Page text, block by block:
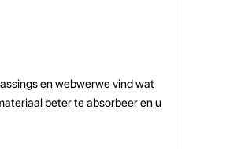
en webwerwe vind wat
beter te absorbeer en u